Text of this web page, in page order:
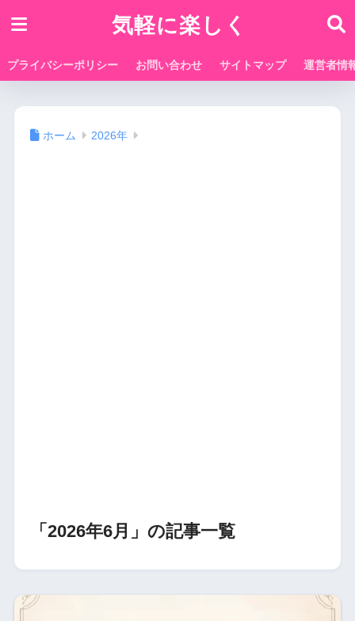
気軽に楽しく
プライバシーポリシー お問い合わせ サイトマップ 運営者情
ホーム 2026年
「2026年6月」の記事一覧